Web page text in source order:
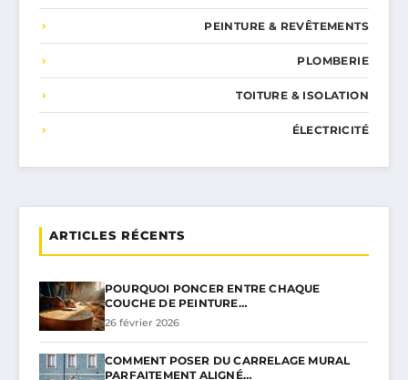
PEINTURE & REVÊTEMENTS
PLOMBERIE
TOITURE & ISOLATION
ÉLECTRICITÉ
ARTICLES RÉCENTS
POURQUOI PONCER ENTRE CHAQUE
COUCHE DE PEINTURE…
26 février 2026
COMMENT POSER DU CARRELAGE MURAL
PARFAITEMENT ALIGNÉ…